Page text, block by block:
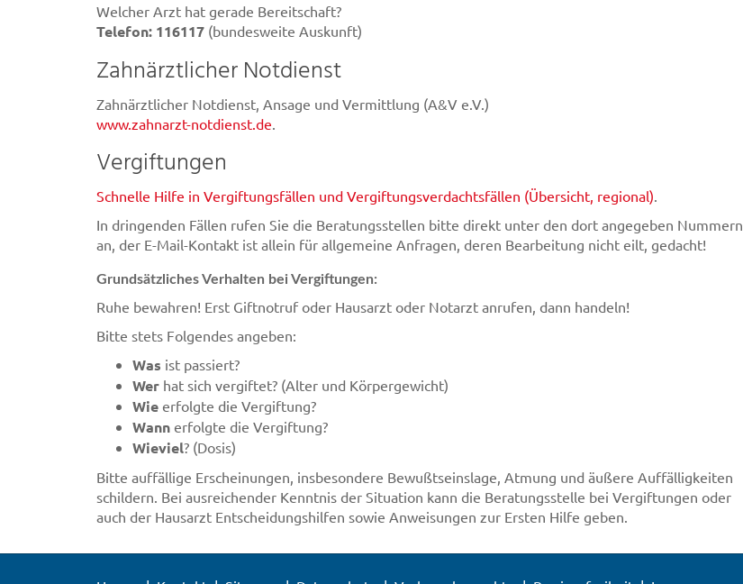
Welcher Arzt hat gerade Bereitschaft?
Telefon: 116117 (bundesweite Auskunft)
Zahnärztlicher Notdienst
Zahnärztlicher Notdienst, Ansage und Vermittlung (A&V e.V.)
www.zahnarzt-notdienst.de
Vergiftungen
Schnelle Hilfe in Vergiftungsfällen und Vergiftungsverdachtsfällen (Übersicht, regional)
In dringenden Fällen rufen Sie die Beratungsstellen bitte direkt unter den dort angegeben Nummern
an, der E-Mail-Kontakt ist allein für allgemeine Anfragen, deren Bearbeitung nicht eilt, gedacht!
Grundsätzliches Verhalten bei Vergiftungen:
Ruhe bewahren! Erst Giftnotruf oder Hausarzt oder Notarzt anrufen, dann handeln!
Bitte stets Folgendes angeben:
Was ist passiert?
Wer hat sich vergiftet? (Alter und Körpergewicht)
Wie erfolgte die Vergiftung?
Wann erfolgte die Vergiftung?
Wieviel? (Dosis)
Bitte auffällige Erscheinungen, insbesondere Bewußtseinslage, Atmung und äußere Auffälligkeiten
schildern. Bei ausreichender Kenntnis der Situation kann die Beratungsstelle bei Vergiftungen oder
auch der Hausarzt Entscheidungshilfen sowie Anweisungen zur Ersten Hilfe geben.